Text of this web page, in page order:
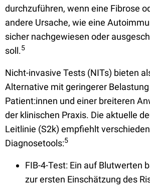
durchzuführen, wenn eine Fibrose
andere Ursache, wie eine
sicher nachgewiesen oder
soll.5
Nicht-invasive Tests (NITs) bieten
Alternative mit geringerer
Patient:innen und einer breiteren
der klinischen Praxis. Die aktuelle
Leitlinie (S2k) empfiehlt
Diagnosetools:5
FIB-4-Test: Ein auf Blutwerten
zur ersten Einschätzung des